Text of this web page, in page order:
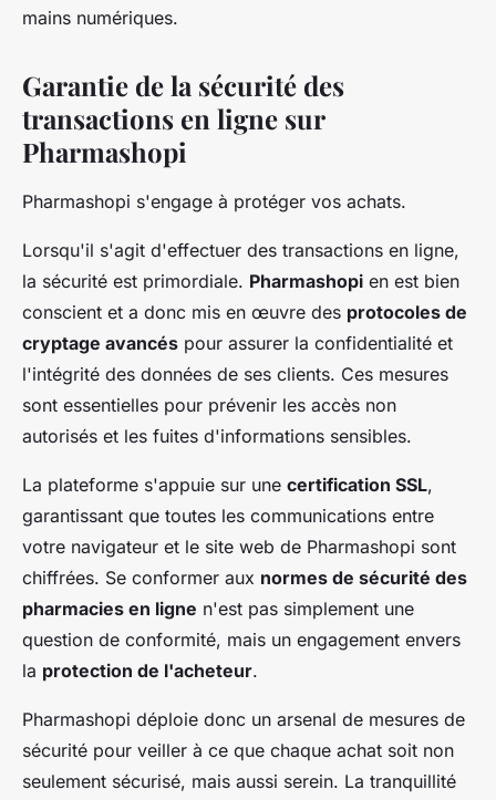
mains numériques.
Garantie de la sécurité des
transactions en ligne sur
Pharmashopi
Pharmashopi s'engage à protéger vos achats.
Lorsqu'il s'agit d'effectuer des transactions en ligne,
la sécurité est primordiale. Pharmashopi en est bien
conscient et a donc mis en œuvre des protocoles de
cryptage avancés pour assurer la confidentialité et
l'intégrité des données de ses clients. Ces mesures
sont essentielles pour prévenir les accès non
autorisés et les fuites d'informations sensibles.
La plateforme s'appuie sur une certification SSL,
garantissant que toutes les communications entre
votre navigateur et le site web de Pharmashopi sont
chiffrées. Se conformer aux normes de sécurité des
pharmacies en ligne n'est pas simplement une
question de conformité, mais un engagement envers
la protection de l'acheteur.
Pharmashopi déploie donc un arsenal de mesures de
sécurité pour veiller à ce que chaque achat soit non
seulement sécurisé, mais aussi serein. La tranquillité